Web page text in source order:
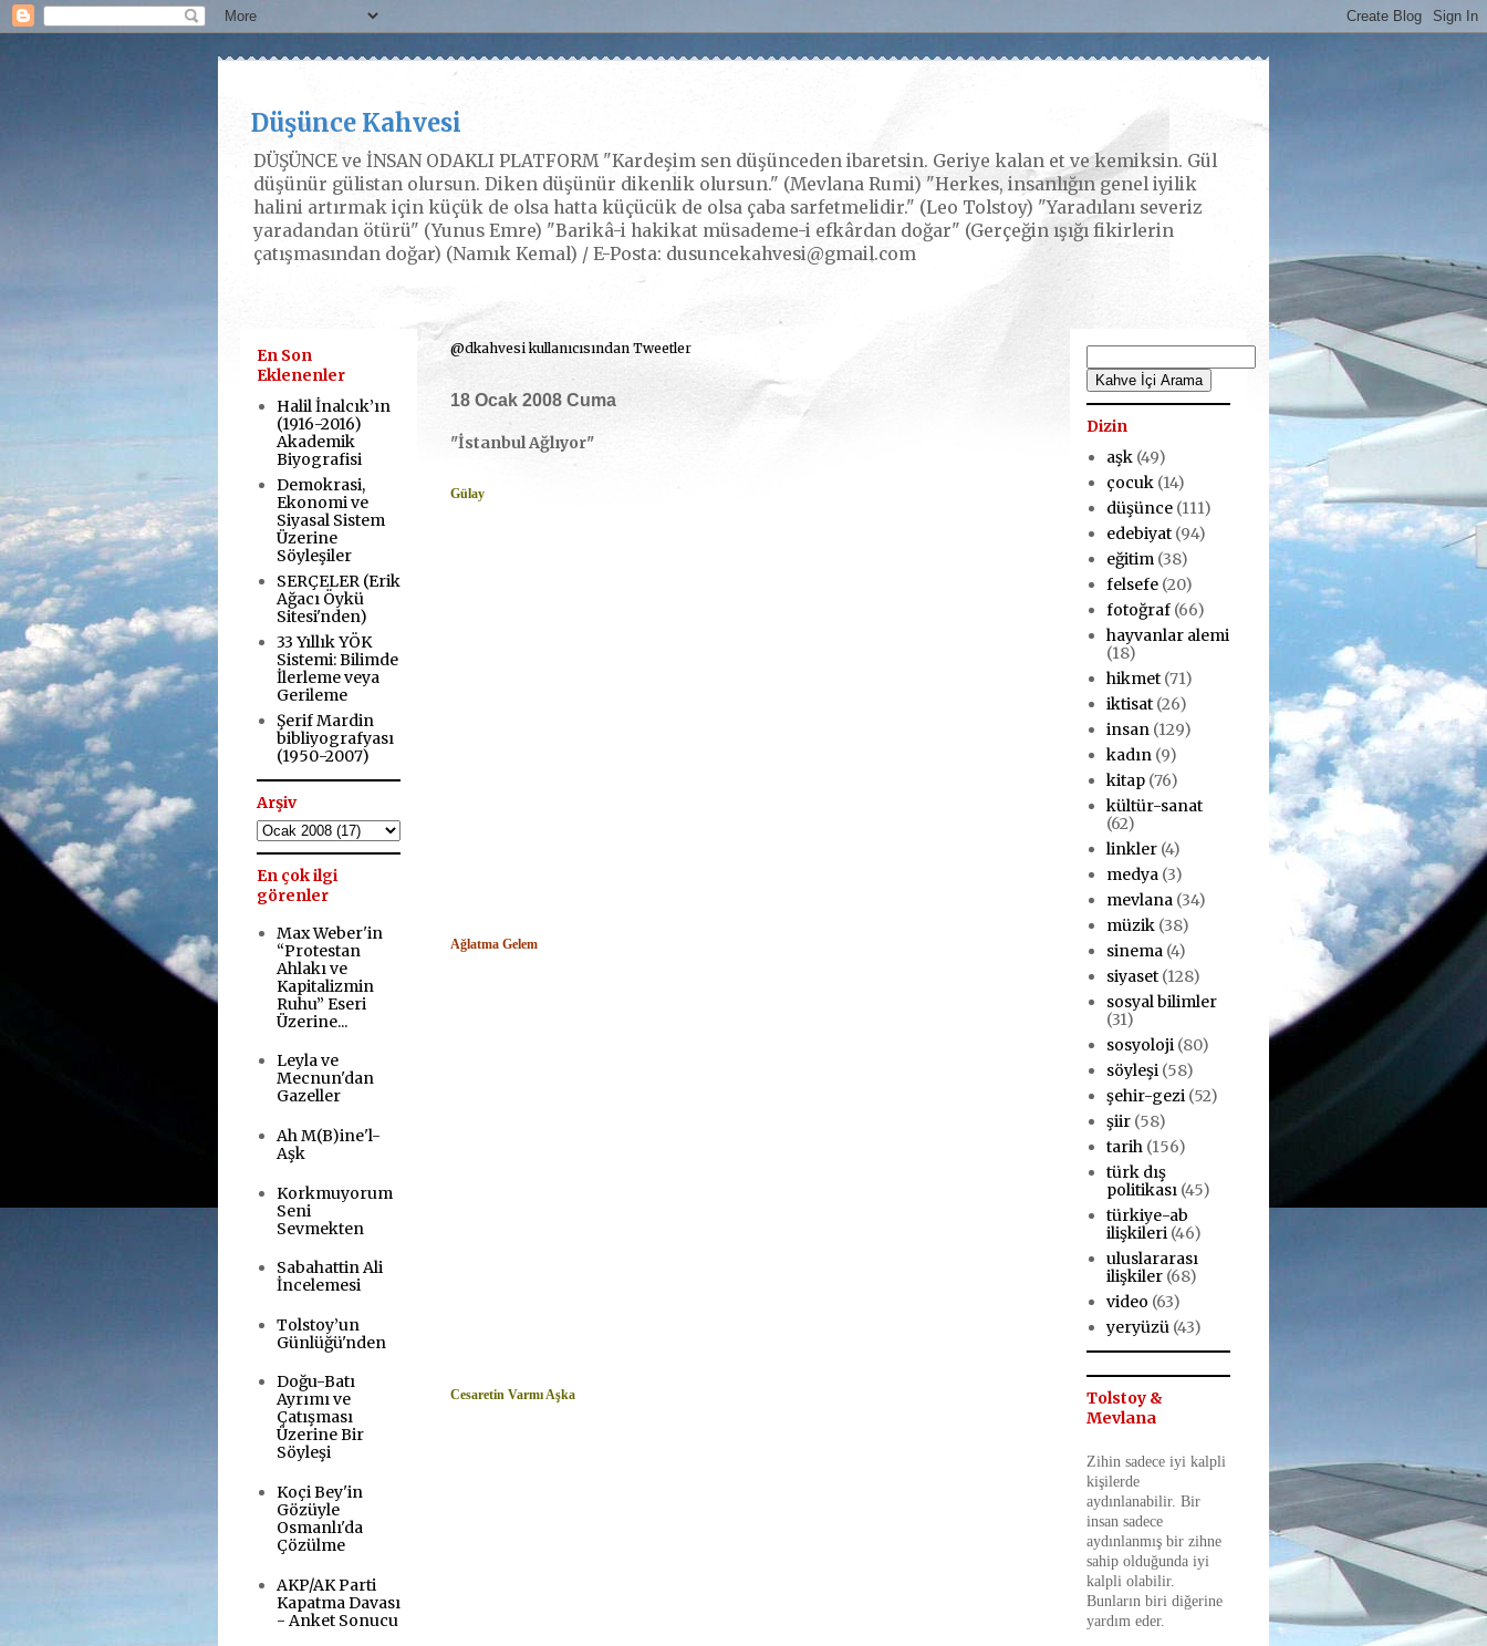
Düşünce Kahvesi
DÜŞÜNCE ve İNSAN ODAKLI PLATFORM "Kardeşim sen düşünceden ibaretsin. Geriye kalan et ve kemiksin. Gül
düşünür gülistan olursun. Diken düşünür dikenlik olursun." (Mevlana Rumi) "Herkes, insanlığın genel iyilik
halini artırmak için küçük de olsa hatta küçücük de olsa çaba sarfetmelidir." (Leo Tolstoy) "Yaradılanı severiz
yaradandan ötürü" (Yunus Emre) "Barikâ-i hakikat müsademe-i efkârdan doğar" (Gerçeğin ışığı fikirlerin
çatışmasından doğar) (Namık Kemal) / E-Posta: dusuncekahvesi@gmail.com
@dkahvesi kullanıcısından Tweetler
18 Ocak 2008 Cuma
"İstanbul Ağlıyor"
Gülay
Ağlatma Gelem
Cesaretin Varmı Aşka
En Son
Eklenenler
Halil İnalcık’ın
(1916-2016)
Akademik
Biyografisi
Demokrasi,
Ekonomi ve
Siyasal Sistem
Üzerine
Söyleşiler
SERÇELER (Erik
Ağacı Öykü
Sitesi'nden)
33 Yıllık YÖK
Sistemi: Bilimde
İlerleme veya
Gerileme
Şerif Mardin
bibliyografyası
(1950-2007)
Arşiv
En çok ilgi
görenler
Max Weber'in
“Protestan
Ahlakı ve
Kapitalizmin
Ruhu” Eseri
Üzerine...
Leyla ve
Mecnun'dan
Gazeller
Ah M(B)ine'l-
Aşk
Korkmuyorum
Seni
Sevmekten
Sabahattin Ali
İncelemesi
Tolstoy’un
Günlüğü'nden
Doğu-Batı
Ayrımı ve
Çatışması
Üzerine Bir
Söyleşi
Koçi Bey'in
Gözüyle
Osmanlı'da
Çözülme
AKP/AK Parti
Kapatma Davası
- Anket Sonucu
Dizin
aşk (49)
çocuk (14)
düşünce (111)
edebiyat (94)
eğitim (38)
felsefe (20)
fotoğraf (66)
hayvanlar alemi
(18)
hikmet (71)
iktisat (26)
insan (129)
kadın (9)
kitap (76)
kültür-sanat
(62)
linkler (4)
medya (3)
mevlana (34)
müzik (38)
sinema (4)
siyaset (128)
sosyal bilimler
(31)
sosyoloji (80)
söyleşi (58)
şehir-gezi (52)
şiir (58)
tarih (156)
türk dış
politikası (45)
türkiye-ab
ilişkileri (46)
uluslararası
ilişkiler (68)
video (63)
yeryüzü (43)
Tolstoy &
Mevlana
Zihin sadece iyi kalpli
kişilerde
aydınlanabilir. Bir
insan sadece
aydınlanmış bir zihne
sahip olduğunda iyi
kalpli olabilir.
Bunların biri diğerine
yardım eder.